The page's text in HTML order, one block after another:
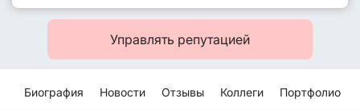
Управлять репутацией
Биография Новости Отзывы Коллеги Портфолио